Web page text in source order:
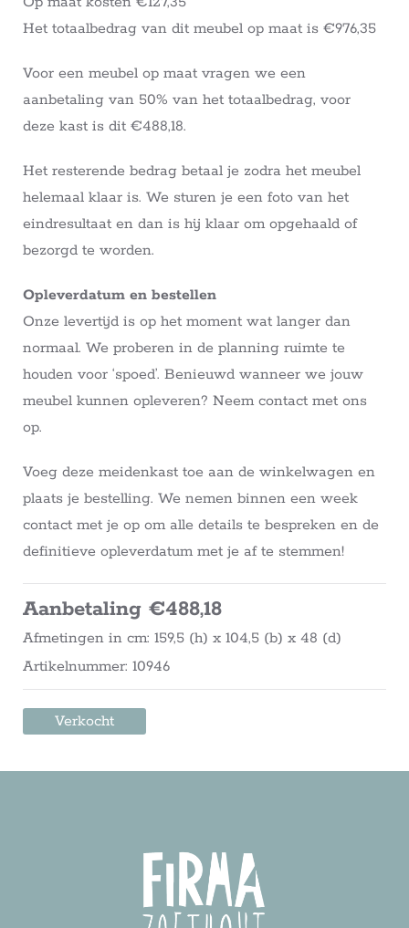
Het totaalbedrag van dit meubel op maat is €976,35
Voor een meubel op maat vragen we een
aanbetaling van 50% van het totaalbedrag, voor
deze kast is dit €488,18.
Het resterende bedrag betaal je zodra het meubel
helemaal klaar is. We sturen je een foto van het
eindresultaat en dan is hij klaar om opgehaald of
bezorgd te worden.
Opleverdatum en bestellen
Onze levertijd is op het moment wat langer dan
normaal. We proberen in de planning ruimte te
houden voor ‘spoed’. Benieuwd wanneer we jouw
meubel kunnen opleveren? Neem contact met ons
op.
Voeg deze meidenkast toe aan de winkelwagen en
plaats je bestelling. We nemen binnen een week
contact met je op om alle details te bespreken en de
definitieve opleverdatum met je af te stemmen!
Aanbetaling €488,18
Afmetingen in cm: 159,5 (h) x 104,5 (b) x 48 (d)
Artikelnummer: 10946
Verkocht